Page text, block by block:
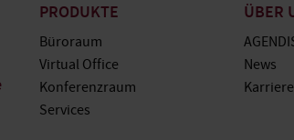
PRODUKTE
Büroraum
Virtual Office
Konferenzraum
Services
ÜBER
News
Karriere